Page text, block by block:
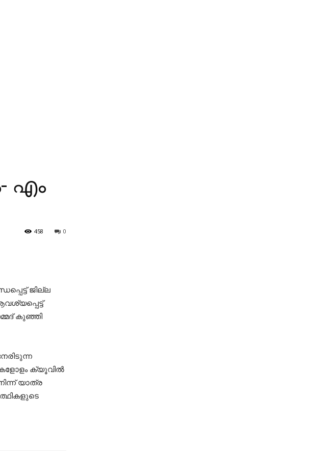
എം
0
458
ജില്ല
കുഞ്ഞി
ക്യൂവിൽ
യാത്ര